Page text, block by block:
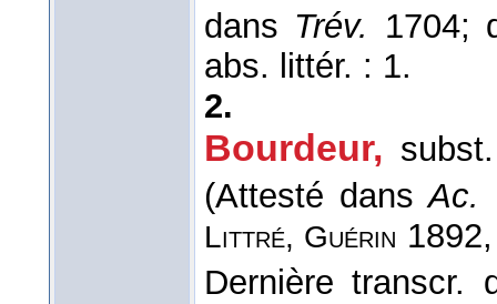
dans Trév. 1704;
abs. littér. : 1.
2.
Bourdeur,
(Attesté dansAc.
Littré, Guérin
Dernière transcr.